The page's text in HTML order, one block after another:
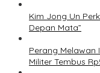
Kim Jong Un
Depan Mata”
Perang Melawan
Militer Tembus